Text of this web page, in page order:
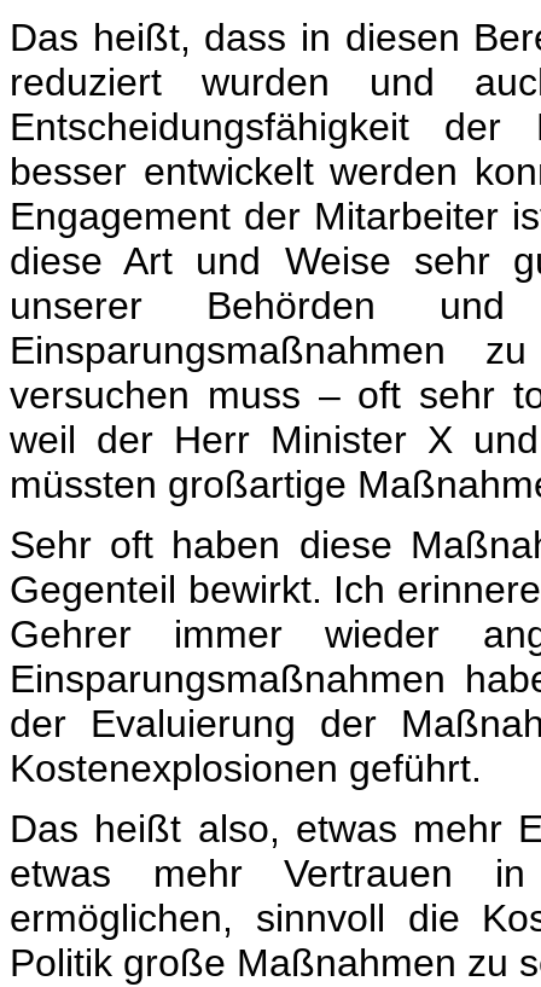
Das heißt, dass in diesen
reduziert wurden und
Entscheidungsfähigkeit
besser entwickelt werden
Engagement der Mitarbeiter
diese Art und Weise sehr
unserer Behörden und
Einsparungsmaßnahmen
versuchen muss – oft sehr
weil der Herr Minister X
müssten großartige
Sehr oft haben diese
Gegenteil bewirkt. Ich
Gehrer immer wieder
Einsparungsmaßnahmen
der Evaluierung der
Kostenexplosionen geführt.
Das heißt also, etwas mehr
etwas mehr Vertrauen
ermöglichen, sinnvoll die
Politik große Maßnahmen zu